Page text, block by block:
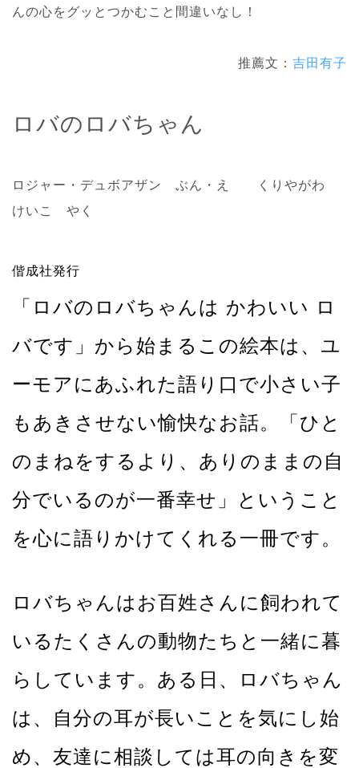
んの心をグッとつかむこと間違いなし！
推薦文： 吉田有子
ロバのロバちゃん
ロジャー・デュボアザン ぶん・え
くりやがわ
けいこ やく
偕成社発行
「ロバのロバちゃんは かわいい ロ
バです」から始まるこの絵本は、ユ
ーモアにあふれた語り口で小さい子
もあきさせない愉快なお話。「ひと
のまねをするより、ありのままの自
分でいるのが一番幸せ」ということ
を心に語りかけてくれる一冊です。
ロバちゃんはお百姓さんに飼われて
いるたくさんの動物たちと一緒に暮
らしています。ある日、ロバちゃん
は、自分の耳が長いことを気にし始
め、友達に相談しては耳の向きを変